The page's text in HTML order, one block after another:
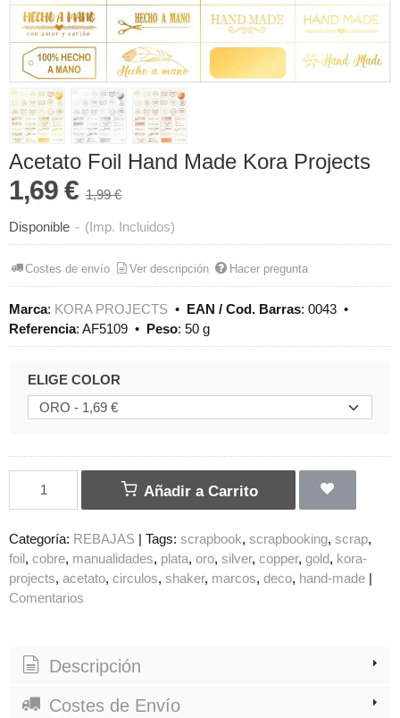
Acetato Foil Hand Made Kora Projects
1,69 € 1,99 €
Disponible - (Imp. Incluidos)
Costes de envío Ver descripción Hacer pregunta
Marca: KORA PROJECTS • EAN / Cod. Barras: 0043 •
Referencia: AF5109 • Peso: 50 g
ELIGE COLOR
Añadir a Carrito
Categoría: REBAJAS | Tags: scrapbook scrapbooking scrap
foil cobre manualidades plata oro silver copper gold kora-
projects acetato circulos shaker marcos deco hand-made |
Comentarios
Descripción
Costes de Envío